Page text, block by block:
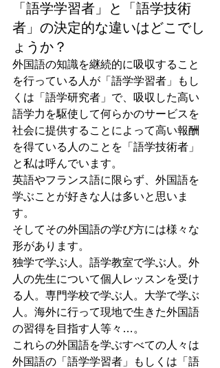
「語学学習者」と「語学技術
者」の決定的な違いはどこでし
ょうか？
外国語の知識を継続的に吸収すること
を行っている人が「語学学習者」もし
くは「語学研究者」で、吸収した高い
語学力を駆使して何らかのサービスを
社会に提供することによって高い報酬
を得ている人のことを「語学技術者」
と私は呼んでいます。
英語やフランス語に限らず、外国語を
学ぶことが好きな人は多いと思いま
す。
そしてその外国語の学び方には様々な
形があります。
独学で学ぶ人。語学教室で学ぶ人。外
人の先生について個人レッスンを受け
る人。専門学校で学ぶ人。大学で学ぶ
人。海外に行って現地で生きた外国語
の習得を目指す人等々…。
これらの外国語を学ぶすべての人々は
外国語の「語学学習者」もしくは「語